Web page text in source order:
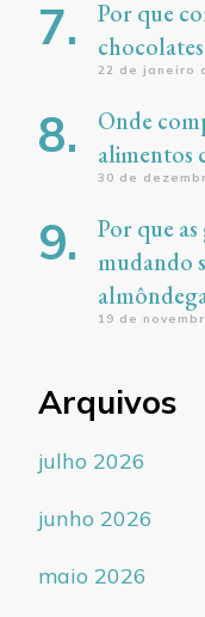
Por que
22 de janeiro
Onde
alimentos
30 de
Por que
mudando
19 de
Arquivos
julho 2026
junho 2026
maio 2026